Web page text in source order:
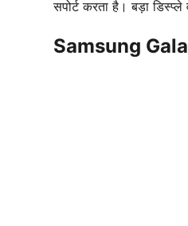
सपोर्ट करता है। बड़ा
Samsung